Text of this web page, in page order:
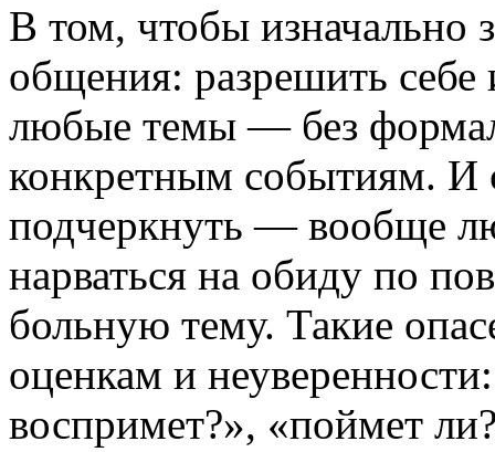
В том, чтобы изначально
общения: разрешить себе
любые темы — без
конкретным событиям. И
подчеркнуть — вообще
нарваться на обиду по
больную тему. Такие
оценкам и
воспримет?», «поймет